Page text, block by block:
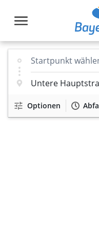
Optionen